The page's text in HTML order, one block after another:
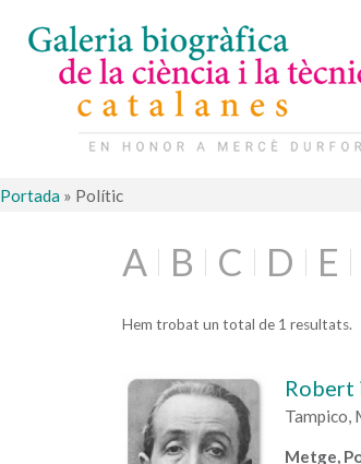
Portada » Polític
A B C D E
Hem trobat un total de 1 resultats.
Robert
Tampico,
Metge,